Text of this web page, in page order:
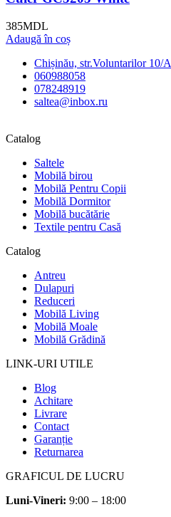
385MDL
Adaugă în coș
Chișinău, str.Voluntarilor 10/A
060988058
078248919
saltea@inbox.ru
Catalog
Saltele
Mobilă birou
Mobilă Pentru Copii
Mobilă Dormitor
Mobilă bucătărie
Textile pentru Casă
Catalog
Antreu
Dulapuri
Reduceri
Mobilă Living
Mobilă Moale
Mobilă Grădină
LINK-URI UTILE
Blog
Achitare
Livrare
Contact
Garanție
Returnarea
GRAFICUL DE LUCRU
Luni-Vineri: 9:00 – 18:00